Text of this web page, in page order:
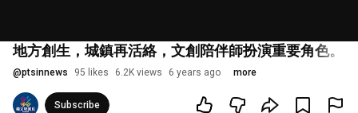
地方創生，城鎮再活絡，文創陪伴師扮演重要角色。
@ptsinnews 95 likes 6.2K views 6 years ago more
Subscribe